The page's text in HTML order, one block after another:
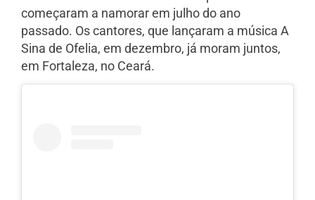
começaram a namorar em julho do ano
passado. Os cantores, que lançaram a música A
Sina de Ofelia, em dezembro, já moram juntos,
em Fortaleza, no Ceará.